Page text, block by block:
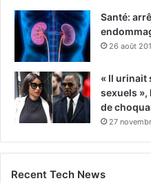
Santé:
26 août
« Il urinait
sexuels »,
de
27
Recent Tech News